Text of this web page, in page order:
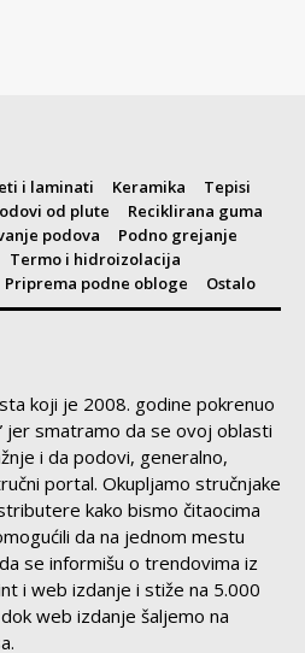
i laminati Keramika
Tepisi
od plute
Reciklirana guma
podova
Podno grejanje
Termo i hidroizolacija
Priprema podne obloge Ostalo
koji je 2008. godine pokrenuo
jer smatramo da se ovoj oblasti
i da podovi, generalno,
portal. Okupljamo stručnjake
kako bismo čitaocima
da na jednom mestu
se informišu o trendovima iz
i web izdanje i stiže na 5.000
web izdanje šaljemo na